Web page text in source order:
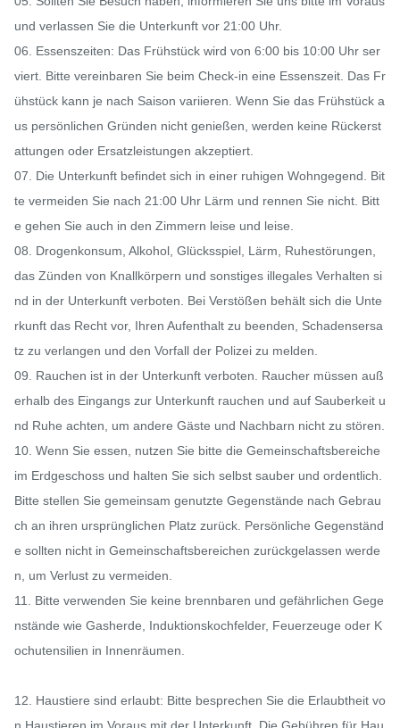
und verlassen Sie die Unterkunft vor 21:00 Uhr.
06. Essenszeiten: Das Frühstück wird von 6:00 bis 10:00 Uhr ser
viert. Bitte vereinbaren Sie beim Check-in eine Essenszeit. Das Fr
ühstück kann je nach Saison variieren. Wenn Sie das Frühstück a
us persönlichen Gründen nicht genießen, werden keine Rückerst
attungen oder Ersatzleistungen akzeptiert.
07. Die Unterkunft befindet sich in einer ruhigen Wohngegend. Bit
te vermeiden Sie nach 21:00 Uhr Lärm und rennen Sie nicht. Bitt
e gehen Sie auch in den Zimmern leise und leise.
08. Drogenkonsum, Alkohol, Glücksspiel, Lärm, Ruhestörungen,
das Zünden von Knallkörpern und sonstiges illegales Verhalten si
nd in der Unterkunft verboten. Bei Verstößen behält sich die Unte
rkunft das Recht vor, Ihren Aufenthalt zu beenden, Schadensersa
tz zu verlangen und den Vorfall der Polizei zu melden.
09. Rauchen ist in der Unterkunft verboten. Raucher müssen auß
erhalb des Eingangs zur Unterkunft rauchen und auf Sauberkeit u
nd Ruhe achten, um andere Gäste und Nachbarn nicht zu stören.
10. Wenn Sie essen, nutzen Sie bitte die Gemeinschaftsbereiche
im Erdgeschoss und halten Sie sich selbst sauber und ordentlich.
Bitte stellen Sie gemeinsam genutzte Gegenstände nach Gebrau
ch an ihren ursprünglichen Platz zurück. Persönliche Gegenständ
e sollten nicht in Gemeinschaftsbereichen zurückgelassen werde
n, um Verlust zu vermeiden.
11. Bitte verwenden Sie keine brennbaren und gefährlichen Gege
nstände wie Gasherde, Induktionskochfelder, Feuerzeuge oder K
ochutensilien in Innenräumen.
12. Haustiere sind erlaubt: Bitte besprechen Sie die Erlaubtheit vo